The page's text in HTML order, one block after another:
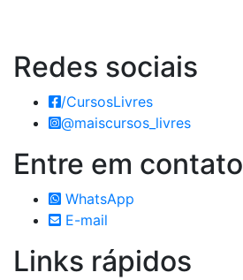
Redes sociais
/CursosLivres
@maiscursos_livres
Entre em contato
WhatsApp
E-mail
Links rápidos